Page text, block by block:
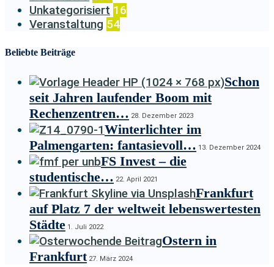
Unkategorisiert 16
Veranstaltung 54
Beliebte Beiträge
Schon
seit Jahren laufender Boom mit
Rechenzentren… 28. Dezember 2023
Winterlichter im
Palmengarten: fantasievoll… 13. Dezember 2024
FS Invest – die
studentische… 22. April 2021
Frankfurt
auf Platz 7 der weltweit lebenswertesten
Städte 1. Juli 2022
Ostern in
Frankfurt27. März 2024